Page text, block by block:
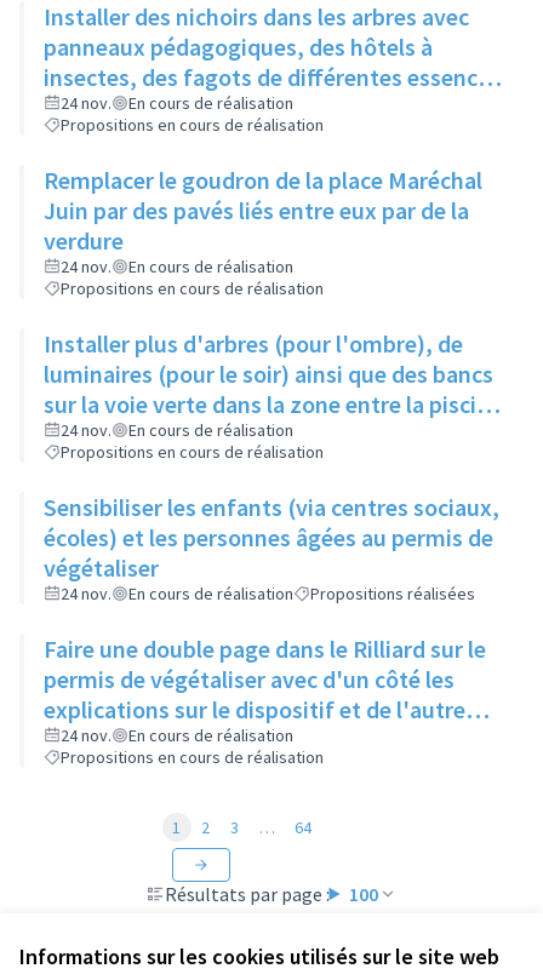
Informations sur les cookies utilisés sur le site web
Installer des nichoirs dans les arbres avec
panneaux pédagogiques, des hôtels à
insectes, des fagots de différentes essences
pour stimuler la biodiversité sur la place du
Château à la Roue
24 nov.
En cours de réalisation
Propositions en cours de réalisation
Remplacer le goudron de la place Maréchal
Juin par des pavés liés entre eux par de la
verdure
24 nov.
En cours de réalisation
Propositions en cours de réalisation
Installer plus d'arbres (pour l'ombre), de
luminaires (pour le soir) ainsi que des bancs
sur la voie verte dans la zone entre la piscine
et la rue de l'Industrie
24 nov.
En cours de réalisation
Propositions en cours de réalisation
Sensibiliser les enfants (via centres sociaux,
écoles) et les personnes âgées au permis de
végétaliser
24 nov. En cours de réalisation Propositions réalisées
Faire une double page dans le Rilliard sur le
permis de végétaliser avec d'un côté les
explications sur le dispositif et de l'autre
côté des exemples concrets de lieux à
investir
24 nov.
En cours de réalisation
Propositions en cours de réalisation
Résultats par page : 100
1 2 3 … 64